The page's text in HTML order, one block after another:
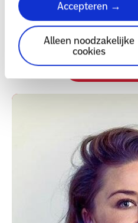
Accepteren →
Alleen noodzakelijke
cookies
Amref Health Africa NL,
nummer 41150298
Brochure